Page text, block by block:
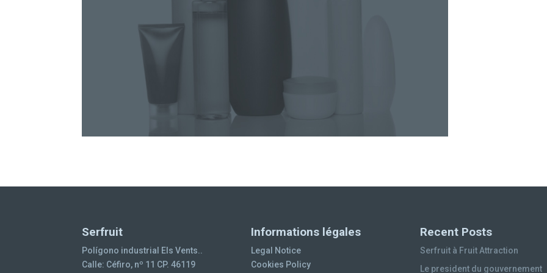
Serfruit
Polígono industrial Els Vents..
Calle: Céfiro, nº 11 CP. 46119
Informations légales
Legal Notice
Cookies Policy
Recent Posts
Serfruit à Fruit Attraction
Le president du gouvernement